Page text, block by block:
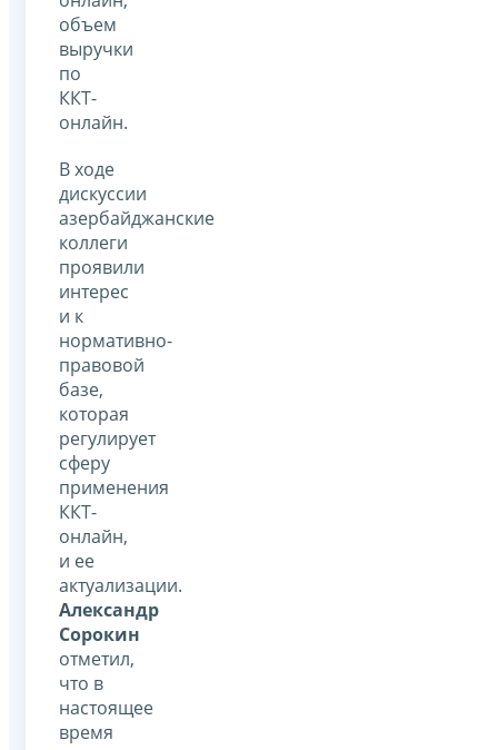
объем
выручки
по
ККТ-
онлайн.
В ходе
дискуссии
азербайджанские
коллеги
проявили
интерес
и к
нормативно-
правовой
базе,
которая
регулирует
сферу
применения
ККТ-
онлайн,
и ее
актуализации.
Александр
Сорокин
отметил,
что в
настоящее
время